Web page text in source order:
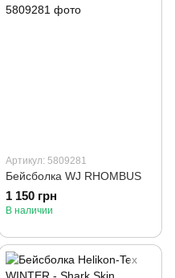
Артикул: 5809281
Бейсболка WJ RHOMBUS
1 150 грн
В наличии